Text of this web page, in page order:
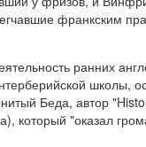
франкским
ранних
Беда, автор
который "оказал